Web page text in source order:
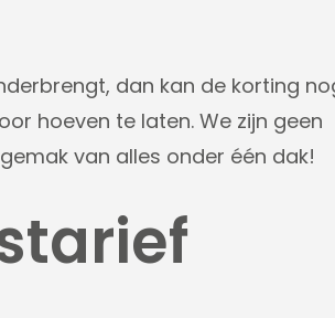
dan kan de korting
hoeven te laten. We zijn geen
van alles onder één dak!